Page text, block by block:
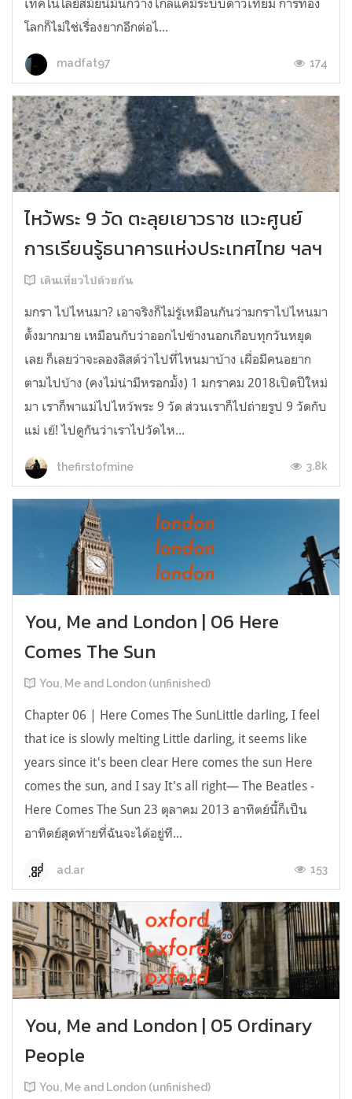
โลกก็ไม่ใช่เรื่องยากอีกต่อไ...
madfat97 174
ไหว้พระ 9 วัด ตะลุยเยาวราช แวะศูนย์
การเรียนรู้ธนาคารแห่งประเทศไทย ฯลฯ
เดินเที่ยวไปด้วยกัน
มกรา ไปไหนมา? เอาจริงก็ไม่รู้เหมือนกันว่ามกราไปไหนมา
ตั้งมากมาย เหมือนกับว่าออกไปข้างนอกเกือบทุกวันหยุด
เลย ก็เลยว่าจะลองลิสต์ว่าไปที่ไหนมาบ้าง เผื่อมีคนอยาก
ตามไปบ้าง (คงไม่น่ามีหรอกมั้ง) 1 มกราคม 2018เปิดปีใหม่
มา เราก็พาแม่ไปไหว้พระ 9 วัด ส่วนเราก็ไปถ่ายรูป 9 วัดกับ
แม่ เย้! ไปดูกันว่าเราไปวัดไห...
thefirstofmine 3.8k
You, Me and London | 06 Here
Comes The Sun
You, Me and London (unfinished)
Chapter 06 | Here Comes The SunLittle darling, I feel
that ice is slowly melting Little darling, it seems like
years since it's been clear Here comes the sun Here
comes the sun, and I say It's all right— The Beatles -
Here Comes The Sun 23 ตุลาคม 2013 อาทิตย์นี้ก็เป็น
อาทิตย์สุดท้ายที่ฉันจะได้อยู่ที...
ad.ar 153
You, Me and London | 05 Ordinary
People
You, Me and London (unfinished)